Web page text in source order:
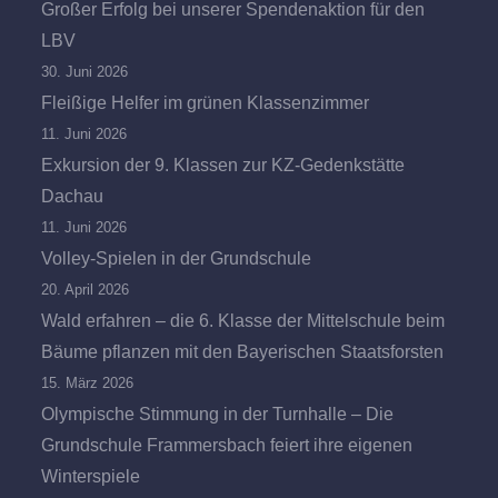
Großer Erfolg bei unserer Spendenaktion für den
LBV
30. Juni 2026
Fleißige Helfer im grünen Klassenzimmer
11. Juni 2026
Exkursion der 9. Klassen zur KZ-Gedenkstätte
Dachau
11. Juni 2026
Volley-Spielen in der Grundschule
20. April 2026
Wald erfahren – die 6. Klasse der Mittelschule beim
Bäume pflanzen mit den Bayerischen Staatsforsten
15. März 2026
Olympische Stimmung in der Turnhalle – Die
Grundschule Frammersbach feiert ihre eigenen
Winterspiele